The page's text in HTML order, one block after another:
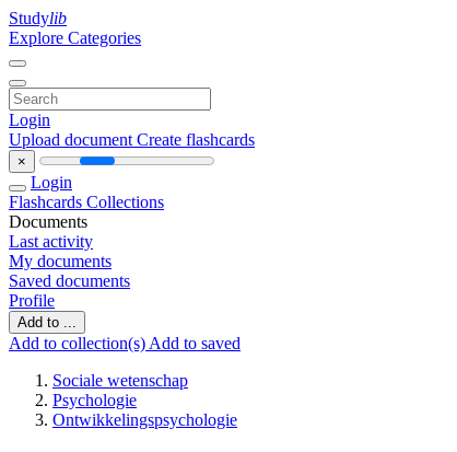
Studylib
Explore Categories
Login
Upload document Create flashcards
×
Login
Flashcards Collections
Documents
Last activity
My documents
Saved documents
Profile
Add to ...
Add to collection(s) Add to saved
Sociale wetenschap
Psychologie
Ontwikkelingspsychologie